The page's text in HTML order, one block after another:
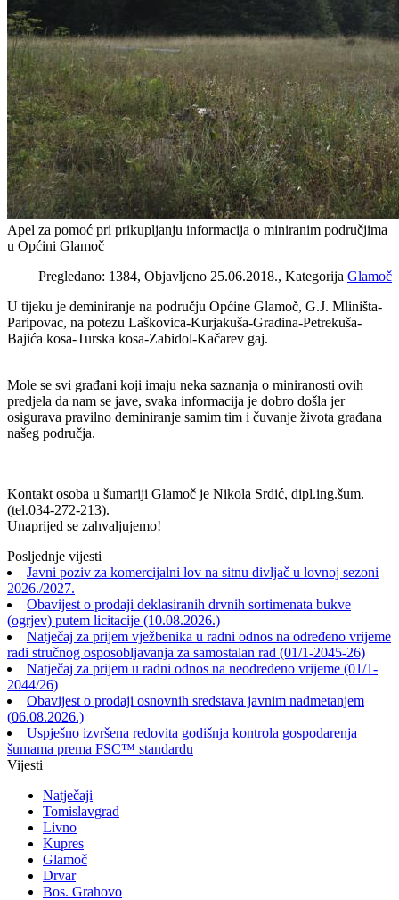
Apel za pomoć pri prikupljanju informacija o miniranim područjima
u Općini Glamoč
Pregledano: 1384, Objavljeno 25.06.2018., Kategorija Glamoč
U tijeku je deminiranje na području Općine Glamoč, G.J. Mliništa-
Paripovac, na potezu Laškovica-Kurjakuša-Gradina-Petrekuša-
Bajića kosa-Turska kosa-Zabidol-Kačarev gaj.
Mole se svi građani koji imaju neka saznanja o miniranosti ovih
predjela da nam se jave, svaka informacija je dobro došla jer
osigurava pravilno deminiranje samim tim i čuvanje života građana
našeg područja.
Kontakt osoba u šumariji Glamoč je Nikola Srdić, dipl.ing.šum.
(tel.034-272-213).
Unaprijed se zahvaljujemo!
Posljednje vijesti
Javni poziv za komercijalni lov na sitnu divljač u lovnoj sezoni
2026./2027.
Obavijest o prodaji deklasiranih drvnih sortimenata bukve
(ogrjev) putem licitacije (10.08.2026.)
Natječaj za prijem vježbenika u radni odnos na određeno vrijeme
radi stručnog osposobljavanja za samostalan rad (01/1-2045-26)
Natječaj za prijem u radni odnos na neodređeno vrijeme (01/1-
2044/26)
Obavijest o prodaji osnovnih sredstava javnim nadmetanjem
(06.08.2026.)
Uspješno izvršena redovita godišnja kontrola gospodarenja
šumama prema FSC™ standardu
Vijesti
Natječaji
Tomislavgrad
Livno
Kupres
Glamoč
Drvar
Bos. Grahovo